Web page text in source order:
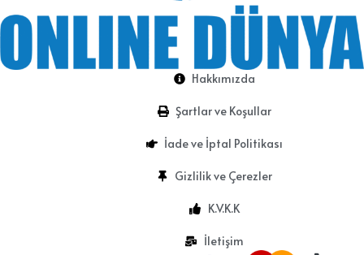
Hakkımızda
Şartlar ve Koşullar
İade ve İptal Politikası
Gizlilik ve Çerezler
K.V.K.K
İletişim